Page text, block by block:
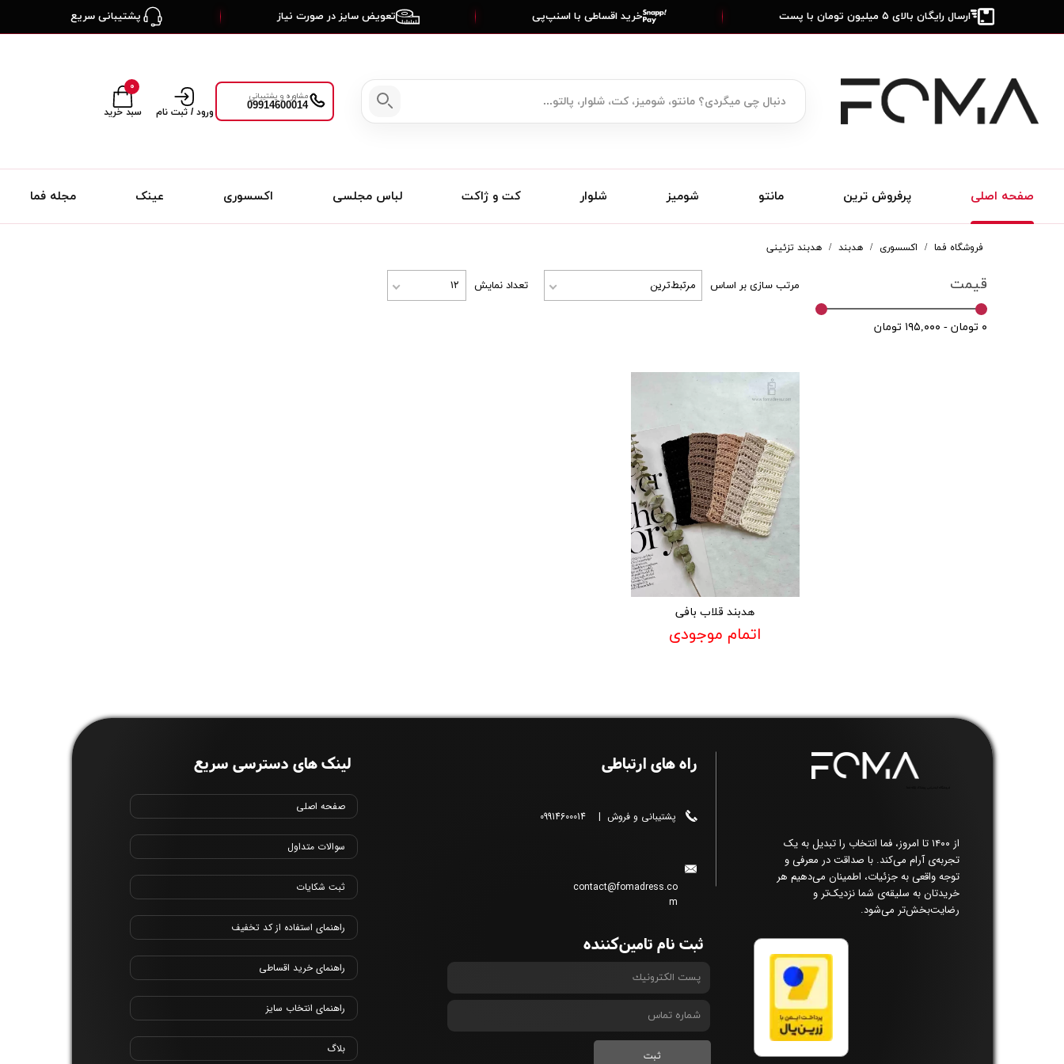
ارسال رایگان بالای ۵ میلیون تومان با پست خرید اقساطی با اسنپ‌پی تعویض سایز در صورت نیاز پشتیبانی سریع
مشاوره و پشتیبانی
09914600014 ورود / ثبت نام
۰
سبد خرید
صفحه اصلی پرفروش ترین مانتو شومیز شلوار کت و ژاکت لباس مجلسی اکسسوری عینک مجله فما
فروشگاه فما اکسسوری هدبند هدبند تزئینی
قیمت
۰ تومان - ۱۹۵,۰۰۰ تومان
مرتب سازی بر اساس مرتبط‌ترین تعداد نمایش ۱۲
هدبند قلاب بافی
اتمام موجودی
راه های ارتباطی
پشتیبانی و فروش | 09914600014
contact@fomadress.co
m
لینک های دسترسی سریع
صفحه اصلی
سوالات متداول
ثبت شکایات
راهنمای استفاده از کد تخفیف
راهنمای خرید اقساطی
راهنمای انتخاب سایز
بلاگ
از ۱۴۰۰ تا امروز، فما انتخاب را تبدیل به یک
تجربه‌ی آرام می‌کند. با صداقت در معرفی و
توجه واقعی به جزئیات، اطمینان می‌دهیم هر
خریدتان به سلیقه‌ی شما نزدیک‌تر و
رضایت‌بخش‌تر می‌شود.
ثبت
ثبت نام تامین‌کننده